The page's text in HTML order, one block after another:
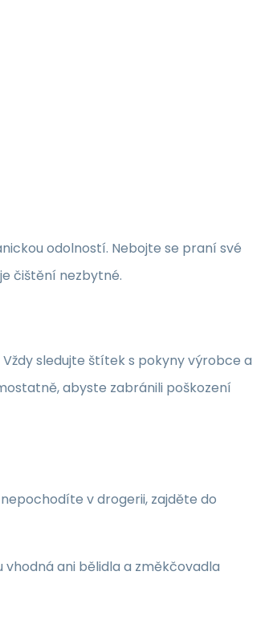
odolností. Nebojte se praní své
čištění nezbytné.
sledujte štítek s pokyny výrobce a
abyste zabránili poškození
nepochodíte v drogerii, zajděte do
ani bělidla a změkčovadla